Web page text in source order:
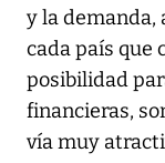
y la demanda,
cada país que
posibilidad
financieras,
vía muy